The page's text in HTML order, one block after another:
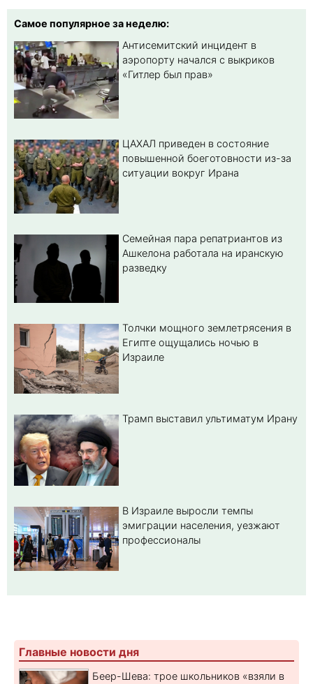
Самое популярное за неделю:
Антисемитский инцидент в
аэропорту начался с выкриков
«Гитлер был прав»
ЦАХАЛ приведен в состояние
повышенной боеготовности из-за
ситуации вокруг Ирана
Семейная пара репатриантов из
Ашкелона работала на иранскую
разведку
Толчки мощного землетрясения в
Египте ощущались ночью в
Израиле
Трамп выставил ультиматум Ирану
В Израиле выросли темпы
эмиграции населения, уезжают
профессионалы
Главные новости дня
Беер-Шева: трое школьников «взяли в